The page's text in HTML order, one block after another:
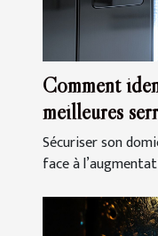
Comment
meilleures
votre domicile
Sécuriser son
face à